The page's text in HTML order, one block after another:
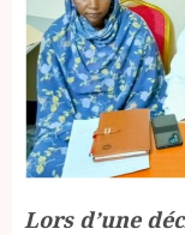
Lors d’une